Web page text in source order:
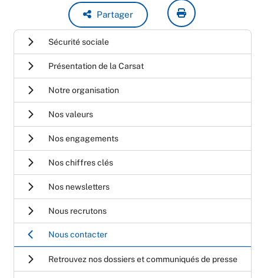
Partager
Sécurité sociale
Présentation de la Carsat
Notre organisation
Nos valeurs
Nos engagements
Nos chiffres clés
Nos newsletters
Nous recrutons
Nous contacter
Retrouvez nos dossiers et communiqués de presse